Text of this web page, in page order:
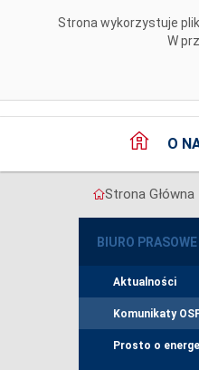
Strona wykorzystuje
W
O
Strona Główna
BIURO PRASOWE
Aktualności
Komunikaty
Prosto o